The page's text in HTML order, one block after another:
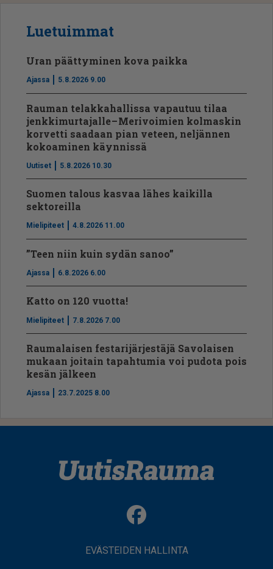
Luetuimmat
Uran päättyminen kova paikka
Ajassa 5.8.2026 9.00
Rauman telakkahallissa vapautuu tilaa
jenkkimurtajalle – Merivoimien kolmaskin
korvetti saadaan pian veteen, neljännen
kokoaminen käynnissä
Uutiset 5.8.2026 10.30
Suomen talous kasvaa lähes kaikilla
sektoreilla
Mielipiteet 4.8.2026 11.00
”Teen niin kuin sydän sanoo”
Ajassa 6.8.2026 6.00
Katto on 120 vuotta!
Mielipiteet 7.8.2026 7.00
Raumalaisen festarijärjestäjä Savolaisen
mukaan joitain tapahtumia voi pudota pois
kesän jälkeen
Ajassa 23.7.2025 8.00
EVÄSTEIDEN HALLINTA